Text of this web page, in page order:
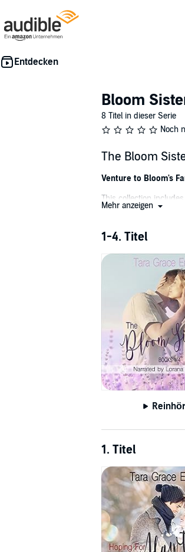
Bloom
8 Titel in dieser Serie
Noch
The Bloom
Venture to Bloom's
This collection
His sister's friend.
Her childhood crush.
A Date for Daisy
He thinks she’s the
She thinks he’s rigid
And this renovation is
Poppy's Proposal
In the real world; He
When their worlds
(
A modern twist on
©2022 Silver
Mehr anzeigen
1-4. Titel
1. Titel